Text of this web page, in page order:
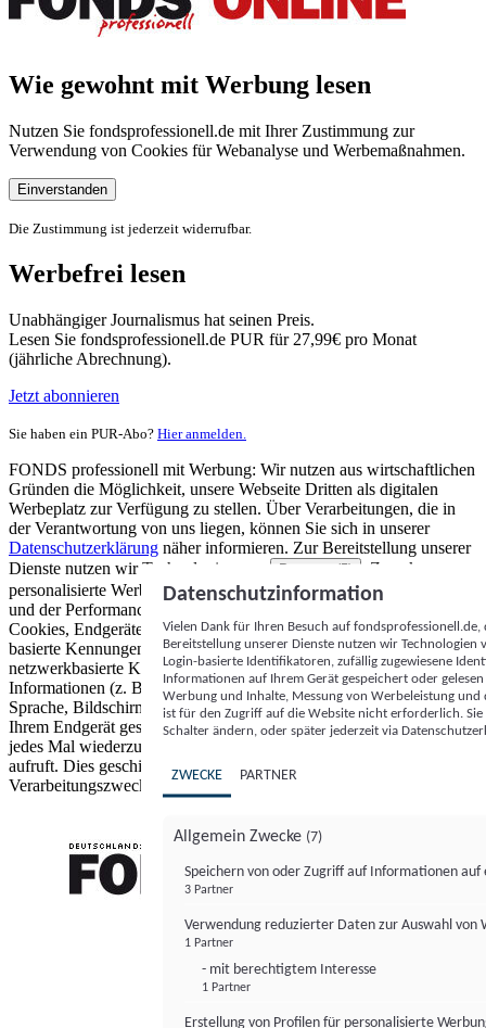
Wie gewohnt mit Werbung lesen
Nutzen Sie fondsprofessionell.de mit Ihrer Zustimmung zur
Verwendung von Cookies für Webanalyse und Werbemaßnahmen.
Einverstanden
Die Zustimmung ist jederzeit widerrufbar.
Werbefrei lesen
Unabhängiger Journalismus hat seinen Preis.
Lesen Sie fondsprofessionell.de PUR für 27,99€ pro Monat
(jährliche Abrechnung).
Jetzt abonnieren
Sie haben ein PUR-Abo? Hier anmelden.
FONDS professionell mit Werbung: Wir nutzen aus wirtschaftlichen
Gründen die Möglichkeit, unsere Webseite Dritten als digitalen
Werbeplatz zur Verfügung zu stellen. Über Verarbeitungen, die in
der Verantwortung von uns liegen, können Sie sich in unserer
Datenschutzerklärung näher informieren. Zur Bereitstellung unserer
Dienste nutzen wir Technologien von
Partnern (5)
. Zwecke:
personalisierte Werbung und Inhalte, Messung von Werbeleistung
und der Performance von Inhalten sowie Zielgruppenforschung.
Cookies, Endgeräte- oder ähnliche Online-Kennungen (z. B. login-
basierte Kennungen, zufällig generierte Kennungen,
netzwerkbasierte Kennungen) können zusammen mit anderen
Informationen (z. B. Browsertyp und Browserinformationen,
Sprache, Bildschirmgröße, unterstützte Technologien usw.) auf
Ihrem Endgerät gespeichert oder von dort ausgelesen werden, um es
jedes Mal wiederzuerkennen, wenn es eine App oder einer Webseite
aufruft. Dies geschieht für einen oder mehrere der hier aufgeführten
Verarbeitungszwecke.
Datenschutzinformation
Vielen Dank für Ihren Besuch auf
Bereitstellung unserer Dienste nutzen wir Technologien
Login-basierte Identifikatoren, zufällig zugewiesene
Informationen auf Ihrem Gerät gespeichert oder
Werbung und Inhalte, Messung von Werbeleistung
ist für den Zugriff auf die Website nicht erforderlich.
Schalter ändern, oder später jederzeit via
ZWECKE PARTNER
Allgemein Zwecke (7)
Speichern von oder Zugriff auf Informationen auf
3 Partner
Verwendung reduzierter Daten zur Auswahl von
1 Partner
- mit berechtigtem Interesse
1 Partner
Erstellung von Profilen für personalisierte
FONDS professionell